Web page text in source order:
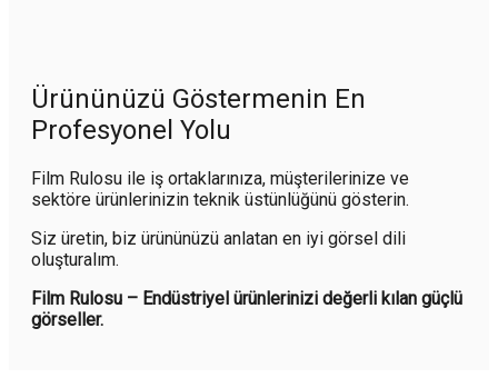
Ürününüzü Göstermenin En
Profesyonel Yolu
Film Rulosu ile iş ortaklarınıza, müşterilerinize ve
sektöre ürünlerinizin teknik üstünlüğünü gösterin.
Siz üretin, biz ürününüzü anlatan en iyi görsel dili
oluşturalım.
Film Rulosu – Endüstriyel ürünlerinizi değerli kılan güçlü
görseller.